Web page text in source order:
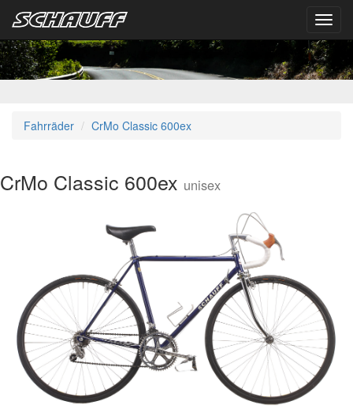
Fahrräder CrMo Classic 600ex
CrMo Classic 600ex unisex